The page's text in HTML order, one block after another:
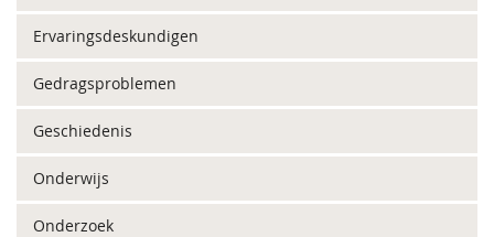
Ervaringsdeskundigen
Gedragsproblemen
Geschiedenis
Onderwijs
Onderzoek